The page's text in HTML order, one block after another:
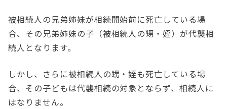
被相続人の兄弟姉妹が相続開始前に死亡している場
合、その兄弟姉妹の子（被相続人の甥・姪）が代襲相
続人となります。
しかし、さらに被相続人の甥・姪も死亡している場
合、その子どもは代襲相続の対象とならず、相続人に
はなりません。